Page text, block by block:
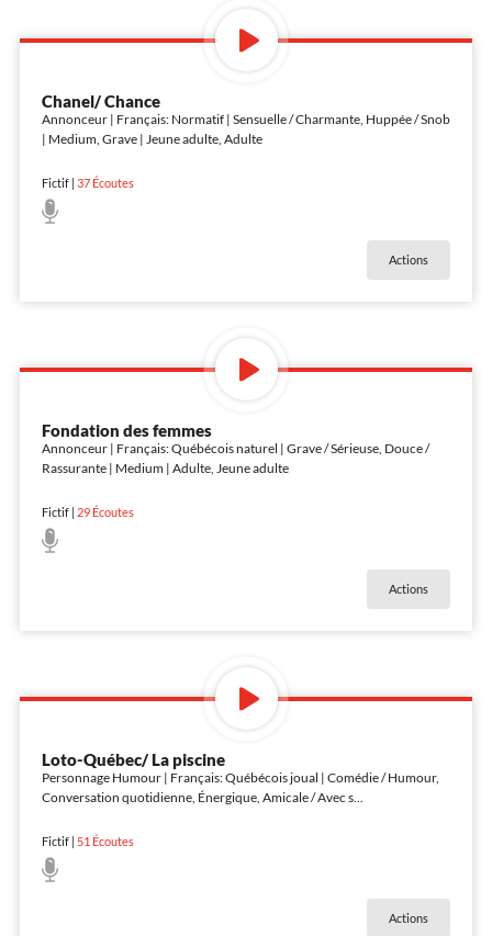
Chanel/ Chance
Annonceur | Français: Normatif | Sensuelle / Charmante, Huppée / Snob
| Medium, Grave | Jeune adulte, Adulte
Fictif| 37Écoutes
Actions
Fondation des femmes
Annonceur | Français: Québécois naturel | Grave / Sérieuse, Douce /
Rassurante | Medium | Adulte, Jeune adulte
Fictif| 29Écoutes
Actions
Loto-Québec/ La piscine
Personnage Humour | Français: Québécois joual | Comédie / Humour,
Conversation quotidienne, Énergique, Amicale / Avec s...
Fictif| 51 Écoutes
Actions